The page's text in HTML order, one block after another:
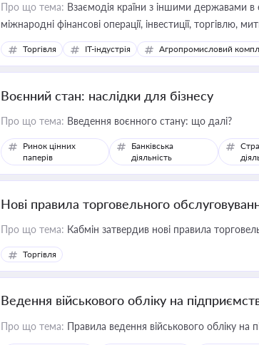
Про що тема: Взаємодія країни з іншими державами в
міжнародні фінансові операції, інвестиції, торгівлю,
Торгівля IT-індустрія Агропромисловий
Воєнний стан: наслідки для бізнесу
Про що тема: Введення воєнного стану: що далі?
Ринок цінних
паперів
Банківська
діяльність
Нові правила торговельного
Про що тема: Кабмін затвердив нові правила
Торгівля
Ведення військового обліку на
Про що тема: Правила ведення військового обліку на